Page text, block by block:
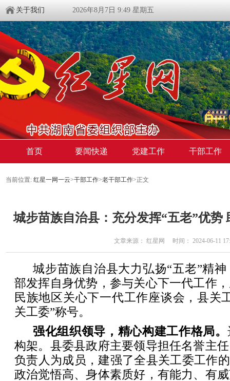
关于我们 2026年8月7日 9:49 星期五
首页 要闻快递 党建工作 干部工作
当前位置: 红星一网一云>干部工作>老干部工作>正文
城步苗族自治县：充分发挥“五老”优势
文章来源： 红星网 时间： 2024-06-11
城步苗族自治县大力弘扬“五老”精
部发挥自身优势，参与关心下一代工作
民族地区关心下一代工作座谈会，县关
关工委”称号。
强化组织领导，精心构建工作格局。
构架。县委县政府主要领导担任名誉主
负责人为成员，建强了全县关工委工作
政治觉悟高、身体素质好，有能力、有